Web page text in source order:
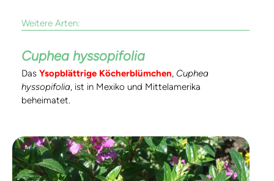
Weitere Arten:
Cuphea hyssopifolia
Das Ysopblättrige Köcherblümchen, Cuphea
hyssopifolia, ist in Mexiko und Mittelamerika
beheimatet.